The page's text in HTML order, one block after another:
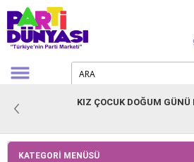
KIZ ÇOCUK DOĞUM GÜNÜ
KATEGORI MENÜSÜ